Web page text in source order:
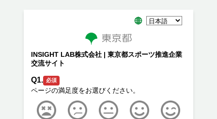
INSIGHT LAB株式会社 | 東京都スポーツ推進企業
交流サイト
Q1. 必須